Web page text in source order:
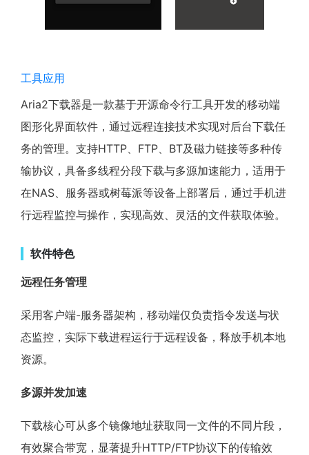
工具应用
Aria2下载器是一款基于开源命令行工具开发的移动端
图形化界面软件，通过远程连接技术实现对后台下载任
务的管理。支持HTTP、FTP、BT及磁力链接等多种传
输协议，具备多线程分段下载与多源加速能力，适用于
在NAS、服务器或树莓派等设备上部署后，通过手机进
行远程监控与操作，实现高效、灵活的文件获取体验。
软件特色
远程任务管理
采用客户端-服务器架构，移动端仅负责指令发送与状
态监控，实际下载进程运行于远程设备，释放手机本地
资源。
多源并发加速
下载核心可从多个镜像地址获取同一文件的不同片段，
有效聚合带宽，显著提升HTTP/FTP协议下的传输效